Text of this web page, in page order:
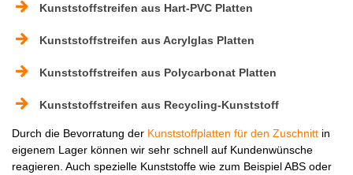
Kunststoffstreifen aus Hart-PVC Platten
Kunststoffstreifen aus Acrylglas Platten
Kunststoffstreifen aus Polycarbonat Platten
Kunststoffstreifen aus Recycling-Kunststoff
Durch die Bevorratung der Kunststoffplatten für den Zuschnitt in
eigenem Lager können wir sehr schnell auf Kundenwünsche
reagieren. Auch spezielle Kunststoffe wie zum Beispiel ABS oder